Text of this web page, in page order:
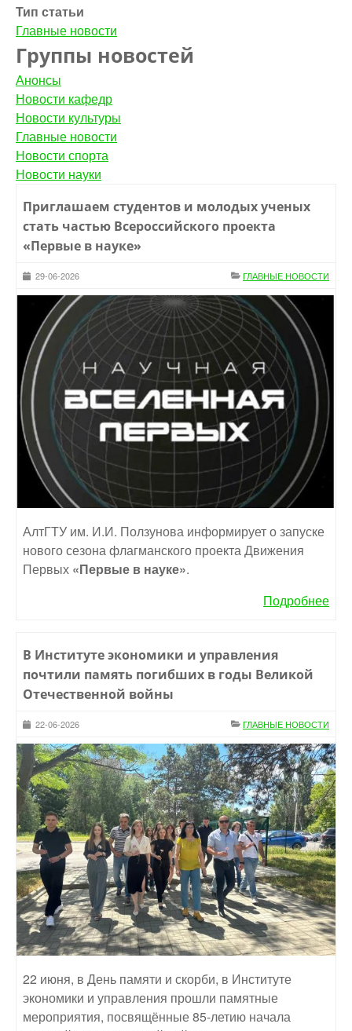
Тип статьи
Главные новости
Группы новостей
Анонсы
Новости кафедр
Новости культуры
Главные новости
Новости спорта
Новости науки
Приглашаем студентов и молодых ученых
стать частью Всероссийского проекта
«Первые в науке»
29-06-2026 ГЛАВНЫЕ НОВОСТИ
АлтГТУ им. И.И. Ползунова информирует о запуске
нового сезона флагманского проекта Движения
Первых «Первые в науке».
Подробнее
В Институте экономики и управления
почтили память погибших в годы Великой
Отечественной войны
22-06-2026 ГЛАВНЫЕ НОВОСТИ
22 июня, в День памяти и скорби, в Институте
экономики и управления прошли памятные
мероприятия, посвящённые 85-летию начала